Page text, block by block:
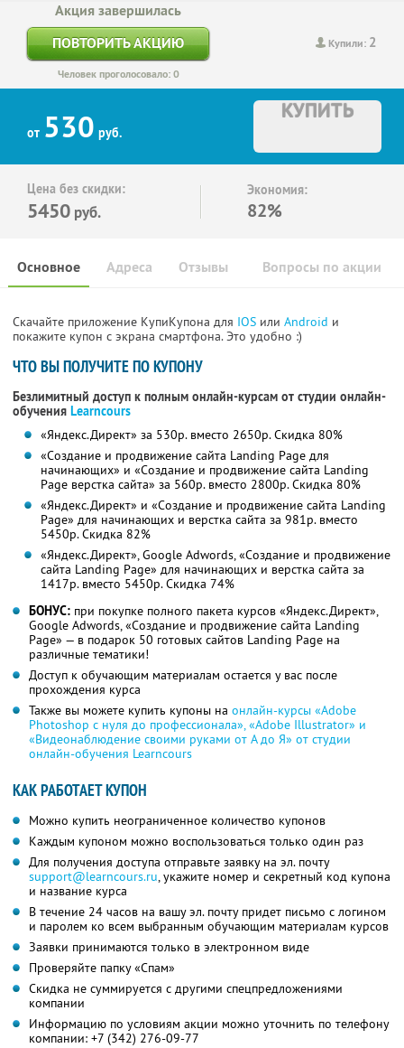
Купили: 2
Акция завершилась
ПОВТОРИТЬ АКЦИЮ
Человек проголосовало: 0
от 530 руб.
КУПИТЬ
Цена без скидки:
5450 руб.
Экономия:
82%
Основное Отзывы Вопросы по акции
Адреса
Скачайте приложение КупиКупона для IOS или Android и
покажите купон с экрана смартфона. Это удобно :)
ЧТО ВЫ ПОЛУЧИТЕ ПО КУПОНУ
Безлимитный доступ к полным онлайн-курсам от студии онлайн-
обучения Learncours
«Яндекс.Директ» за 530р. вместо 2650р. Скидка 80%
«Создание и продвижение сайта Landing Page для
начинающих» и «Создание и продвижение сайта Landing
Page верстка сайта» за 560р. вместо 2800р.Скидка 80%
«Яндекс.Директ» и «Создание и продвижение сайта Landing
Page» для начинающих и верстка сайта за 981р. вместо
5450р.Скидка 82%
«Яндекс.Директ», Google Adwords, «Создание и продвижение
сайта Landing Page» для начинающих и верстка сайта за
1417р. вместо 5450р. Скидка 74%
БОНУС: при покупке полного пакета курсов «Яндекс.Директ»,
Google Adwords, «Создание и продвижение сайта Landing
Page» — в подарок 50 готовых сайтов Landing Page на
различные тематики!
Доступ к обучающим материалам остается у вас после
прохождения курса
Также вы можете купить купоны на онлайн-курсы «Adobe
Photoshop с нуля до профессионала», «Adobe Illustrator» и
«Видеонаблюдение своими руками от А до Я» от студии
онлайн-обучения Learncours
КАК РАБОТАЕТ КУПОН
Можно купить неограниченное количество купонов
Каждым купоном можно воспользоваться только один раз
Для получения доступа отправьте заявку на эл. почту
support@learncours.ru, укажите номер и секретный код купона
и название курса
В течение 24 часов на вашу эл. почту придет письмо с логином
и паролем ко всем выбранным обучающим материалам курсов
Заявки принимаются только в электронном виде
Проверяйте папку «Спам»
Скидка не суммируется с другими спецпредложениями
компании
Информацию по условиям акции можно уточнить по телефону
компании: +7 (342) 276-09-77